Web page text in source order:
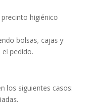
higiénico
bolsas, cajas y
pedido.
los siguientes casos: